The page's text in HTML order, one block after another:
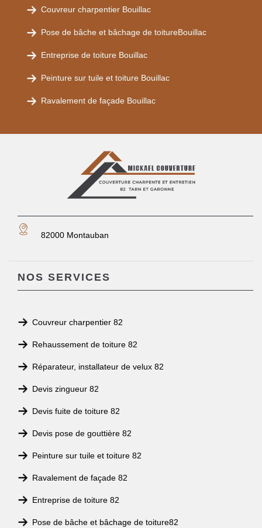
Couvreur charpentier Bouillac
Pose de bâche et bâchage de toitureBouillac
Entreprise de toiture Bouillac
Peinture sur tuile et toiture Bouillac
Ravalement de façade Bouillac
82000 Montauban
NOS SERVICES
Couvreur charpentier 82
Rehaussement de toiture 82
Réparateur, installateur de velux 82
Devis zingueur 82
Devis fuite de toiture 82
Devis pose de gouttière 82
Peinture sur tuile et toiture 82
Ravalement de façade 82
Entreprise de toiture 82
Pose de bâche et bâchage de toiture82